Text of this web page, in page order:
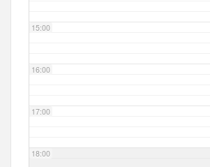
15:00
16:00
17:00
18:00